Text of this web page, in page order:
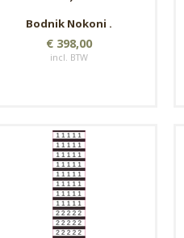
Bodnik Nokoni .
€ 398,00
incl. BTW